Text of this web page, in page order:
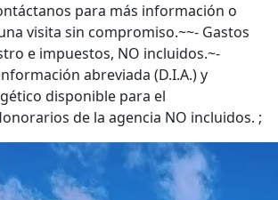
para más información o
visita sin compromiso.~~- Gastos
e impuestos, NO incluidos.~-
abreviada (D.I.A.) y
disponible para el
de la agencia NO incluidos. ;